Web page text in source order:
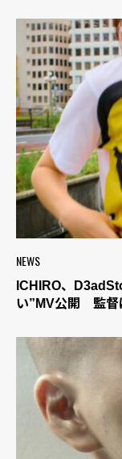
NEWS
ICHIRO、
い”MV公開 監督